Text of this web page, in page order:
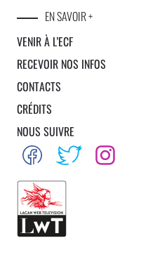
EN SAVOIR +
VENIR À L’ECF
RECEVOIR NOS INFOS
CONTACTS
CRÉDITS
NOUS SUIVRE